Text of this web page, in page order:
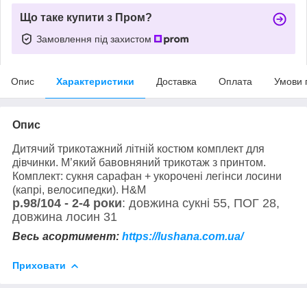
Що таке купити з Пром?
Замовлення під захистом
Опис Характеристики Доставка Оплата Умови
Опис
Дитячий трикотажний літній костюм комплект для
дівчинки. М’який бавовняний трикотаж з принтом.
Комплект: сукня сарафан + укорочені легінси лосини
(капрі, велосипедки). H&M
р.98/104 - 2-4 роки: довжина сукні 55, ПОГ 28,
довжина лосин 31
Весь асортимент: https://lushana.com.ua/
Приховати